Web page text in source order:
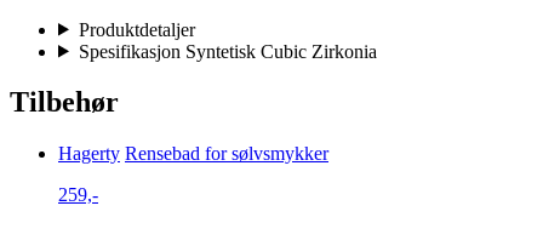
Produktdetaljer
Spesifikasjon Syntetisk Cubic Zirkonia
Tilbehør
Hagerty Rensebad for sølvsmykker
259,-